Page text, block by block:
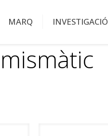
MARQ INVESTIGACIÓ